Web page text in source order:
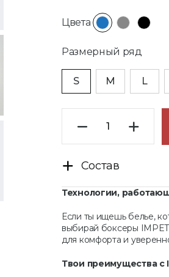
Цвета
Размерный ряд
S M L
Состав
Технологии,
Если ты ищешь белье,
выбирай боксеры
для комфорта и
Твои преимущества с